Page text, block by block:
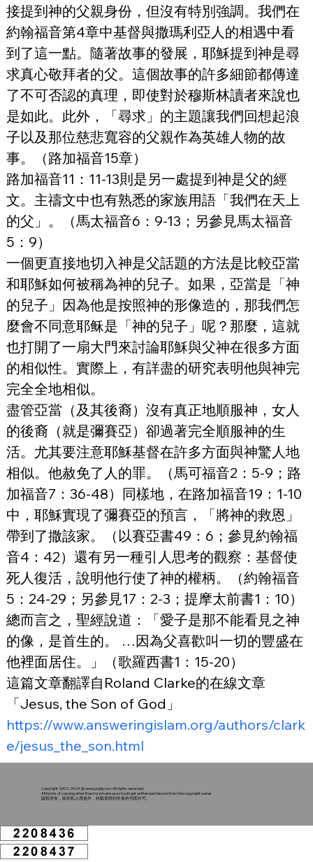
接提到神的父親身份，但沒有特別強調。我們在
約翰福音第4章中基督與撒瑪利亞人的相遇中看
到了這一點。隨著故事的發展，耶穌提到神是尋
求真心敬拜者的父。這個故事的許多細節都傳達
了不可否認的真理，即使對於穆斯林讀者來說也
是如此。此外，「尋求」的主題讓我們回想起浪
子以及那位慈悲寬容的父親作為英雄人物的故
事。（路加福音15章）
路加福音11：11-13則是另一處提到神是父的經
文。主禱文中也有熟悉的家族用語「我們在天上
的父」。（馬太福音6：9-13；另參見馬太福音
5：9）
一個更直接地切入神是父話題的方法是比較亞當
和耶穌如何被稱為神的兒子。如果，亞當是「神
的兒子」因為他是按照神的形像造的，那我們怎
麼會不同意耶稣是「神的兒子」呢？那麼，這就
也打開了一扇大門來討論耶穌與父神在很多方面
的相似性。實際上，有詳盡的研究表明他與神完
完全全地相似。
盡管亞當（及其後裔）沒有真正地順服神，女人
的後裔（就是彌賽亞）卻過著完全順服神的生
活。尤其要注意耶穌基督在許多方面與神驚人地
相似。他赦免了人的罪。（馬可福音2：5-9；路
加福音7：36-48）同樣地，在路加福音19：1-10
中，耶穌實現了彌賽亞的預言，「將神的救恩」
帶到了撒該家。（以賽亞書49：6；參見約翰福
音4：42）還有另一種引人思考的觀察：基督使
死人復活，說明他行使了神的權柄。（約翰福音
5：24-29；另參見17：2-3；提摩太前書1：10）
總而言之，聖經說道：「愛子是那不能看見之神
的像，是首生的。 …因為父喜歡叫一切的豐盛在
他裡面居住。」（歌羅西書1：15-20）
這篇文章翻譯自Roland Clarke的在線文章
「Jesus, the Son of God」
https://www.answeringislam.org/authors/clark
e/jesus_the_son.html
Copyright 2002-2024 @www.ysljdj.com. All rights reserved.
All forms of copying other than for private use should get written permission from the copyright owner
版权所有，除作私人用途外，转载需得到作者的书面许可。